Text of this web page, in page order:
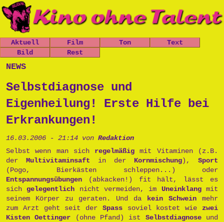
Aktuell
Nachrichten
Termine
Film
Spielfilme
n
Musik
Trailer
Politik
Unsinn
Ton
Das Grauen
der Tiefe
Die Opfers
Text
Prinzessin
Cara
Ausgesproche
nes
Unverständni
sr
Postpunk
Bild
Mitfickrepor
t
Metallwaren
Tschernobyl
Rest
Links
Impressum
news
Selbstdiagnose und
Eigenheilung! Erste Hilfe bei
Erkrankungen!
16.03.2006 - 21:14 von Redaktion
Selbst wenn man sich regelmäßig mit Vitaminen (z.B.
der Multivitaminsaft in der Kornmischung), Sport
(Pogo, Bierkästen schleppen...) oder
Entspannungsübungen (abkacken!) fit hält, lässt es
sichgelegentlich nicht vermeiden, im Uneinklangmit
seinem Körper zu geraten. Und da kein Schwein mehr
zum Arzt geht seit der Spasssoviel kostet wie zwei
Kisten Oettinger (ohne Pfand) ist Selbstdiagnoseund